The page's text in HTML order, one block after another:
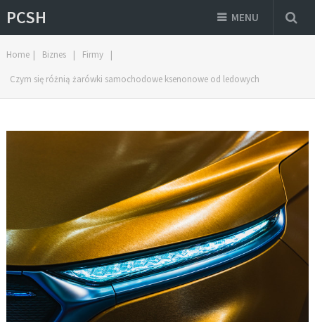
PCSH MENU
Home | Biznes | Firmy |
Czym się różnią żarówki samochodowe ksenonowe od ledowych